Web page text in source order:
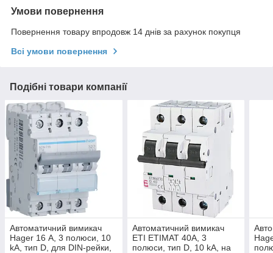
Умови повернення
Повернення товару впродовж 14 днів за рахунок покупця
Всі умови повернення
Подібні товари компанії
Автоматичний вимикач
Hager 16 А, 3 полюси, 10
kA, тип D, для DIN-рейки,
Автоматичний вимикач
ETI ETIMAT 40A, 3
полюси, тип D, 10 kA, на